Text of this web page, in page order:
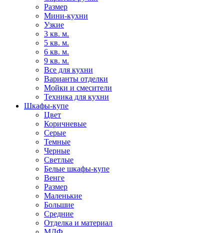
Размер
Мини-кухни
Узкие
3 кв. м.
5 кв. м.
6 кв. м.
9 кв. м.
Все для кухни
Варианты отделки
Мойки и смесители
Техника для кухни
Шкафы-купе
Цвет
Коричневые
Серые
Темные
Черные
Светлые
Белые шкафы-купе
Венге
Размер
Маленькие
Большие
Средние
Отделка и материал